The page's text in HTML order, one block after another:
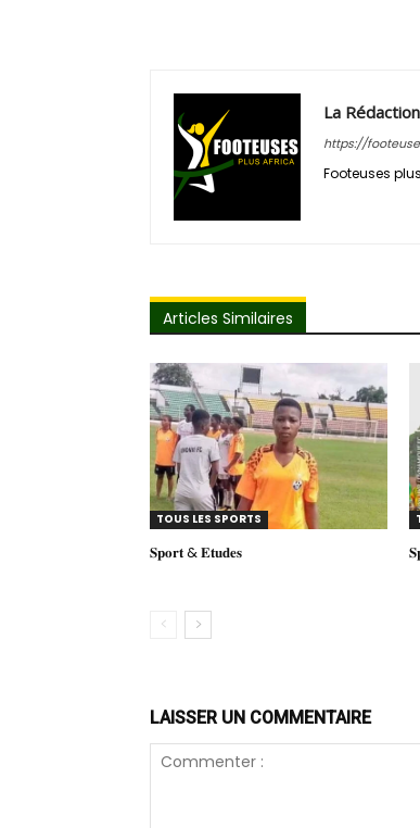
La Rédaction
https://
Footeuses
Articles Similaires
TOUS LES SPORTS
𝐒𝐩𝐨𝐫𝐭 & 𝐄𝐭𝐮𝐝𝐞𝐬
LAISSER UN COMMENTAIRE